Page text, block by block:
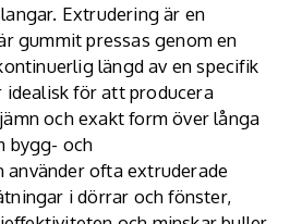
Extrudering är en
gummit pressas genom en
längd av en specifik
idealisk för att producera
och exakt form över långa
bygg- och
använder ofta extruderade
i dörrar och fönster,